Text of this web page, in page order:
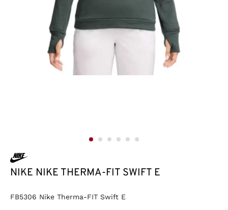
NIKE NIKE THERMA-FIT SWIFT E
FB5306 Nike Therma-FIT Swift E